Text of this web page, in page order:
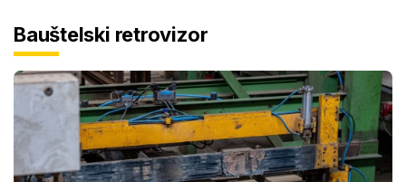
Bauštelski retrovizor